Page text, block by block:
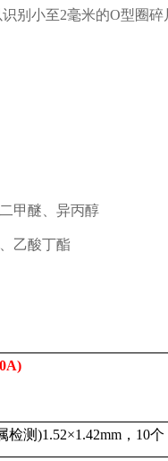
别小至2毫米的O型圈碎
甲醚、异丙醇
乙酸丁酯
检测)1.52×1.42mm ， 10个